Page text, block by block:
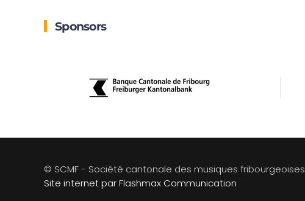
Sponsors
© SCMF - Société cantonale des musiques fribourgeoises
Site internet par Flashmax Communication